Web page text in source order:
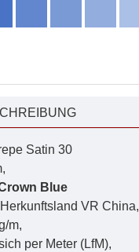
Satin 30
Blue
VR China,
m,
per Meter (LfM),